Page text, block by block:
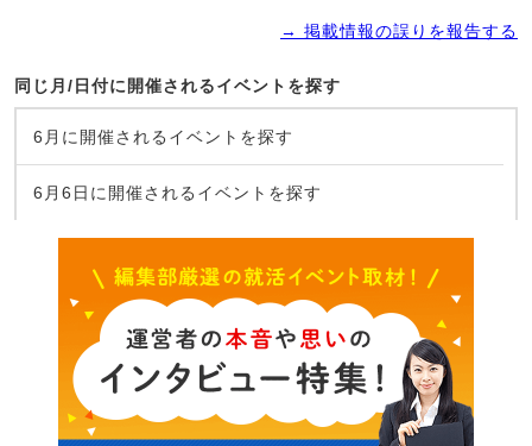
→ 掲載情報の誤りを報告する
同じ月/日付に開催されるイベントを探す
6月に開催されるイベントを探す
6月6日に開催されるイベントを探す